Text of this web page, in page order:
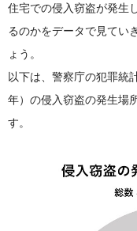
住宅での侵入窃盗が発生
るのかをデータで見てい
ょう。
以下は、警察庁の犯罪統
年）の侵入窃盗の発生場
す。